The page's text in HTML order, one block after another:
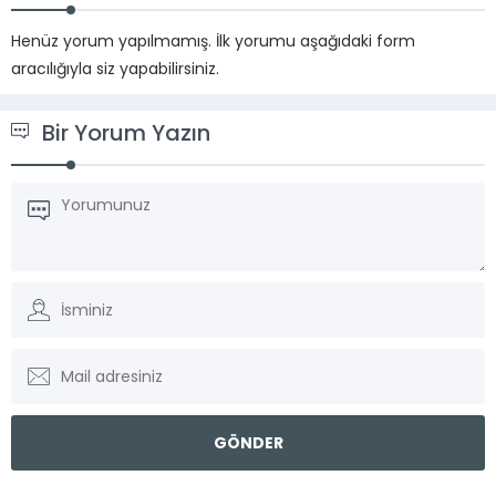
Henüz yorum yapılmamış. İlk yorumu aşağıdaki form
aracılığıyla siz yapabilirsiniz.
Bir Yorum Yazın
Vadi Villa Canlı Destek